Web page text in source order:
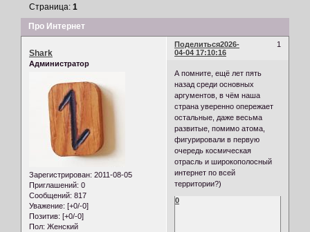
Про Интернет
Страница:1
Поделиться 1
2026-
04-04 17:10:16
Shark
Администратор
Зарегистрирован: 2011-08-05
Приглашений: 0
Сообщений: 817
Уважение: [+0/-0]
Позитив: [+0/-0]
Пол: Женский
А помните, ещё лет пять
назад среди основных
аргументов, в чём наша
страна уверенно опережает
остальные, даже весьма
развитые, помимо атома,
фигурировали в первую
очередь космическая
отрасль и широкополосный
интернет по всей
территории?)
0